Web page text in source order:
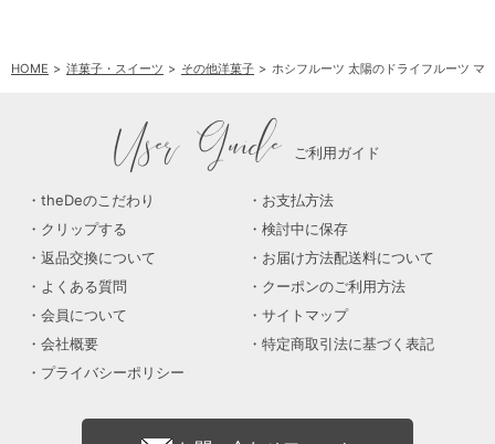
HOME 洋菓子・スイーツ その他洋菓子 ホシフルーツ 太陽のドライフルーツ マ
User Guide ご利用ガイド
theDeのこだわり
お支払方法
クリップする
検討中に保存
返品交換について
お届け方法配送料について
よくある質問
クーポンのご利用方法
会員について
サイトマップ
会社概要
特定商取引法に基づく表記
プライバシーポリシー